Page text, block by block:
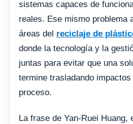
sistemas capaces de
reales. Ese mismo problema
áreas del reciclaje de
donde la tecnología y la
juntas para evitar que una
termine trasladando impactos
proceso.
La frase de Yan-Ruei Huang,